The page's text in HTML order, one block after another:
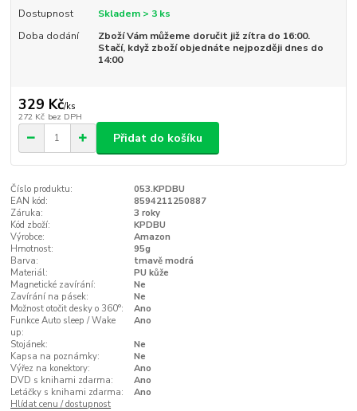
Dostupnost
Skladem > 3 ks
Doba dodání
Zboží Vám můžeme doručit již zítra do 16:00.
Stačí, když zboží objednáte nejpozději dnes do
14:00
329 Kč/ks
272 Kč bez DPH
Přidat do košíku
Číslo produktu:
053.KPDBU
EAN kód:
8594211250887
Záruka:
3 roky
Kód zboží:
KPDBU
Výrobce:
Amazon
Hmotnost:
95g
Barva:
tmavě modrá
Materiál:
PU kůže
Magnetické zavírání:
Ne
Zavírání na pásek:
Ne
Možnost otočit desky o 360°:
Ano
Funkce Auto sleep / Wake
up:
Ano
Stojánek:
Ne
Kapsa na poznámky:
Ne
Výřez na konektory:
Ano
DVD s knihami zdarma:
Ano
Letáčky s knihami zdarma:
Ano
Hlídat cenu / dostupnost